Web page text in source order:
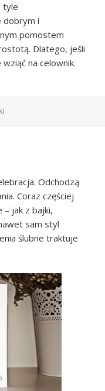
tyle
dobrym i
pomostem
Dlatego, jeśli
na celownik.
Odchodzą
Coraz częściej
jak z bajki,
sam styl
ślubne traktuje